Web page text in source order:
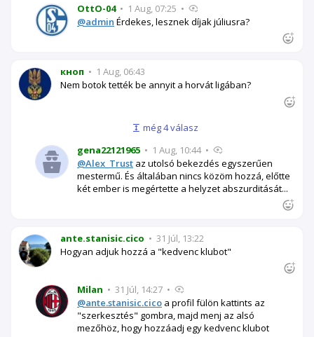
OttO-04 • 1 Aug, 07:25 •
@admin Érdekes, lesznek díjak júliusra?
кноп • 1 Aug, 06:43
Nem botok tették be annyit a horvát ligában?
még 4 válasz
gena22121965 • 1 Aug, 10:44 •
@Alex_Trust az utolsó bekezdés egyszerűen
mestermű. És általában nincs közöm hozzá, előtte
két ember is megértette a helyzet abszurditását...
ante.stanisic.cico • 31 Júl, 13:22
Hogyan adjuk hozzá a "kedvenc klubot"
Milan • 31 Júl, 14:27 •
@ante.stanisic.cico a profil fülön kattints az
"szerkesztés" gombra, majd menj az alsó
mezőhöz, hogy hozzáadj egy kedvenc klubot